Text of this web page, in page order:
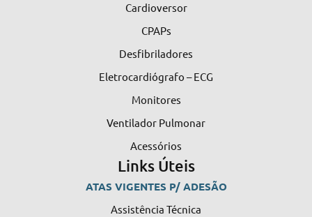
Cardioversor
CPAPs
Desfibriladores
Eletrocardiógrafo – ECG
Monitores
Ventilador Pulmonar
Acessórios
Links Úteis
ATAS VIGENTES P/ ADESÃO
Assistência Técnica